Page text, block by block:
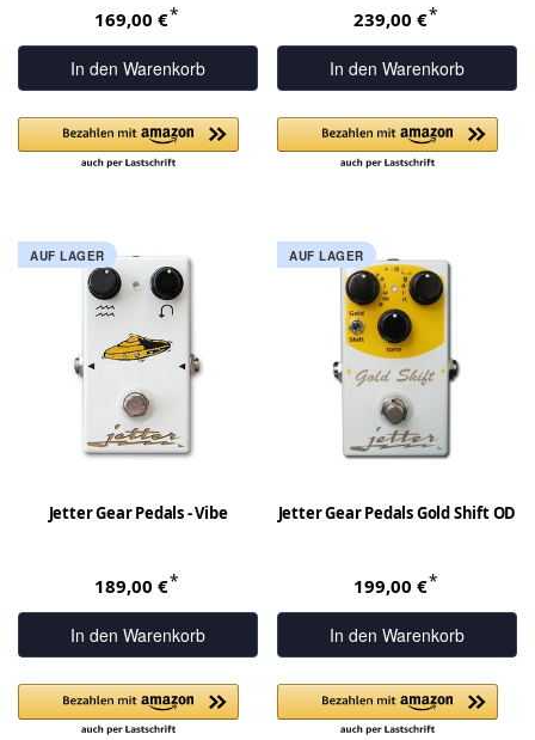
169,00 €*
In den Warenkorb
239,00 €*
In den Warenkorb
AUF LAGER
Jetter Gear Pedals - Vibe
189,00 €*
In den Warenkorb
AUF LAGER
Jetter Gear Pedals Gold Shift OD
199,00 €*
In den Warenkorb